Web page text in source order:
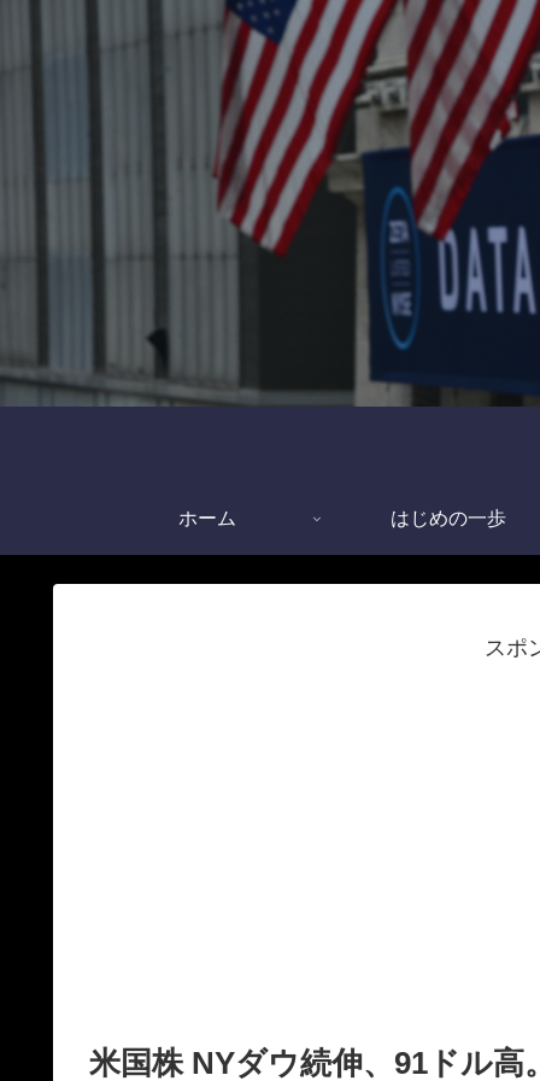
ホーム はじめの一歩
スポ
米国株 NYダウ続伸、91ドル